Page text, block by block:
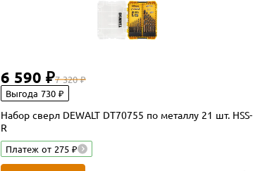
6 590 ₽7 320 ₽
Выгода 730 ₽
Набор сверл DEWALT DT70755 по металлу 21 шт. HSS-
R
Платеж от 275 ₽